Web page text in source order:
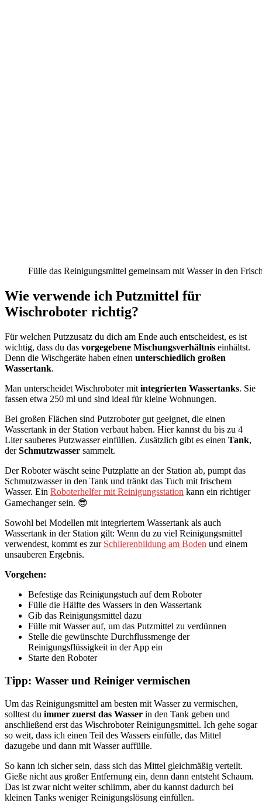
Fülle das Reinigungsmittel gemeinsam mit Wasser in den
Wie verwende ich Putzmittel für
Wischroboter richtig?
Für welchen Putzzusatz du dich am Ende auch entscheidest, es ist
wichtig, dass du das vorgegebene Mischungsverhältnis einhältst.
Denn die Wischgeräte haben einen unterschiedlich großen
Wassertank.
Man unterscheidet Wischroboter mit integrierten Wassertanks. Sie
fassen etwa 250 ml und sind ideal für kleine Wohnungen.
Bei großen Flächen sind Putzroboter gut geeignet, die einen
Wassertank in der Station verbaut haben. Hier kannst du bis zu 4
Liter sauberes Putzwasser einfüllen. Zusätzlich gibt es einen Tank,
derSchmutzwasser sammelt.
Der Roboter wäscht seine Putzplatte an der Station ab, pumpt das
Schmutzwasser in den Tank und tränkt das Tuch mit frischem
Wasser. Ein Roboterhelfer mit Reinigungsstation kann ein richtiger
Gamechanger sein. 😎
Sowohl bei Modellen mit integriertem Wassertank als auch
Wassertank in der Station gilt: Wenn du zu viel Reinigungsmittel
verwendest, kommt es zur Schlierenbildung am Boden und einem
unsauberen Ergebnis.
Vorgehen:
Befestige das Reinigungstuch auf dem Roboter
Fülle die Hälfte des Wassers in den Wassertank
Gib das Reinigungsmittel dazu
Fülle mit Wasser auf, um das Putzmittel zu verdünnen
Stelle die gewünschte Durchflussmenge der
Reinigungsflüssigkeit in der App ein
Starte den Roboter
Tipp: Wasser und Reiniger vermischen
Um das Reinigungsmittel am besten mit Wasser zu vermischen,
solltest du immer zuerst das Wasser in den Tank geben und
anschließend erst das Wischroboter Reinigungsmittel. Ich gehe sogar
so weit, dass ich einen Teil des Wassers einfülle, das Mittel
dazugebe und dann mit Wasser auffülle.
So kann ich sicher sein, dass sich das Mittel gleichmäßig verteilt.
Gieße nicht aus großer Entfernung ein, denn dann entsteht Schaum.
Das ist zwar nicht weiter schlimm, aber du kannst dadurch bei
kleinen Tanks weniger Reinigungslösung einfüllen.